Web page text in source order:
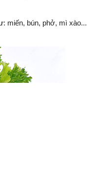
miến, bún, phở, mì xào...